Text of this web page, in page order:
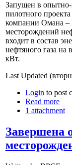
Запущен в
пилотного
компании Омана –
месторождений
входит в состав
нефтяного газа на
кВт.
Last Updated
Login to post
Read more
1 attachment
Завершена